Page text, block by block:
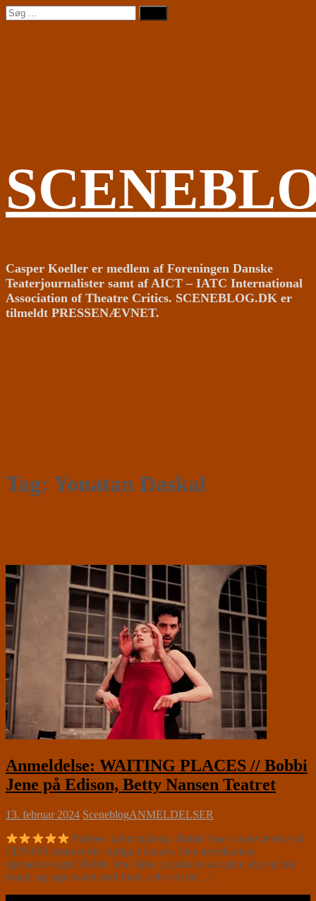
Videre
til
Søg
efter:
Casper Koeller er medlem af Foreningen Danske
Teaterjournalister samt af AICT – IATC International
Association of Theatre Critics. SCENEBLOG.DK er
tilmeldt PRESSENÆVNET.
Tag: Yonatan Daskal
Anmeldelse: WAITING PLACES // Bobbi
Jene på Edison, Betty Nansen Teatret
13. februar 2024 SceneblogANMELDELSER
Følelser uden makeup. Bobbi Jenes venteværelse på
EDISON rammer det vigtige i dansen. Den amerikanske
stjernekoreograf Bobbi Jene håber publikum kan give slip og føle
noget, og tage noget med hjem, selv om de[…]